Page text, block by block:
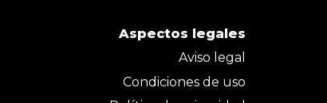
Aspectos legales
Aviso legal
Condiciones de uso